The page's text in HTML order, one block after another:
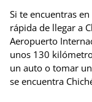
Si te encuentras
rápida de llegar a
Aeropuerto
unos 130
un auto o tomar
se encuentra